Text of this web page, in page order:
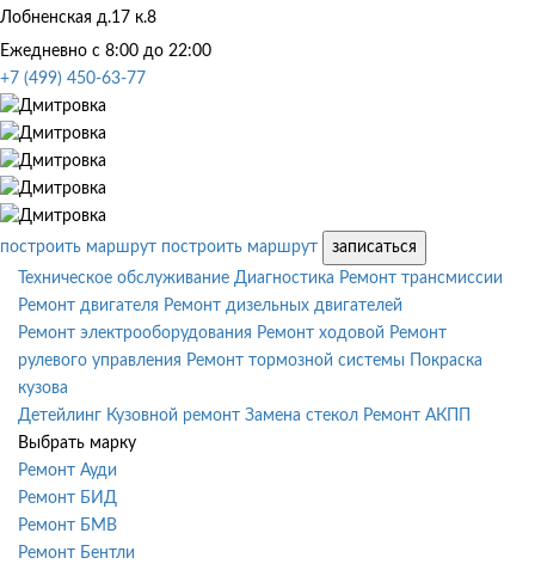
Лобненская д.17 к.8
Ежедневно с 8:00 до 22:00
+7 (499) 450-63-77
построить маршрут построить маршрут
записаться
Техническое обслуживание Диагностика Ремонт трансмиссии
Ремонт двигателя Ремонт дизельных двигателей
Ремонт электрооборудования Ремонт ходовой Ремонт
рулевого управления Ремонт тормозной системы
Покраска
кузова
Детейлинг Кузовной ремонт Замена стекол Ремонт АКПП
Выбрать марку
Ремонт Ауди
Ремонт БИД
Ремонт БМВ
Ремонт Бентли